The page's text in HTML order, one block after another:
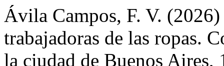
Ávila Campos, F. V.
trabajadoras de las ropas.
la ciudad de Buenos